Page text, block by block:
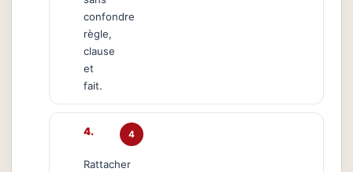
confondre
règle,
clause
et
fait.
4
Rattacher